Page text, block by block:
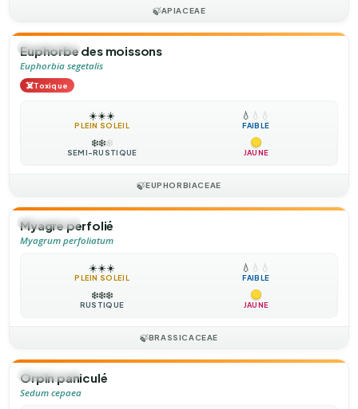
🍃APIACEAE
🌻ANNUELLE
Euphorbe des moissons
Euphorbia segetalis
☠️Toxique
☀️☀️☀️
PLEIN SOLEIL
💧 💧 💧
FAIBLE
❄️❄️❄️
SEMI-RUSTIQUE JAUNE
🍃EUPHORBIACEAE
🌻ANNUELLE
Myagre perfolié
Myagrum perfoliatum
☀️☀️☀️
PLEIN SOLEIL
💧 💧 💧
FAIBLE
❄️❄️❄️
RUSTIQUE JAUNE
🍃BRASSICACEAE
🌻ANNUELLE
Orpin paniculé
Sedum cepaea